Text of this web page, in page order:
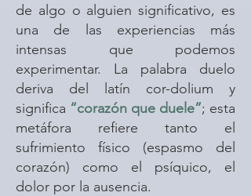
de algo o alguien significativo, es
una de las experiencias más
intensas que podemos
experimentar. La palabra duelo
deriva del latín cor-dolium y
significa “corazón que duele”; esta
metáfora refiere tanto el
sufrimiento físico (espasmo del
corazón) como el psíquico, el
dolor por la ausencia.